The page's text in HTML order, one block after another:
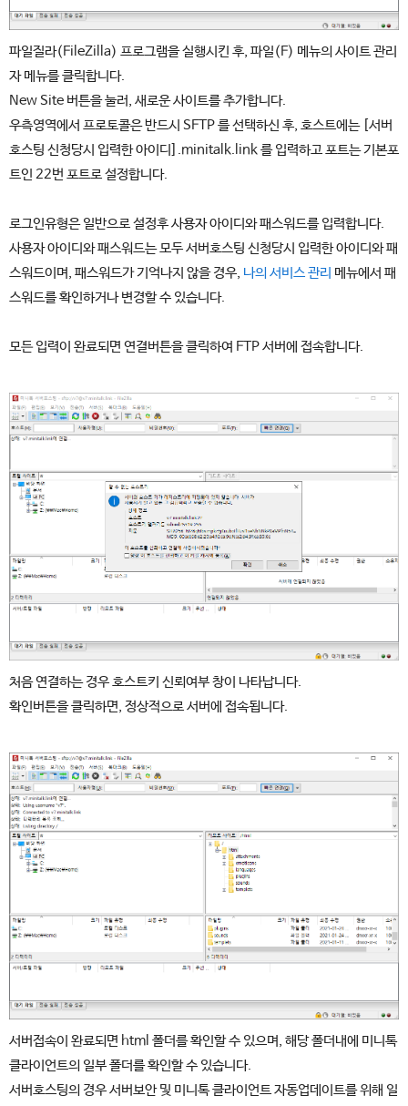
파일질라(FileZilla) 프로그램을 실행시킨 후, 파일(F) 메뉴의 사이트 관리
자 메뉴를 클릭합니다.
New Site 버튼을 눌러, 새로운 사이트를 추가합니다.
우측영역에서 프로토콜은 반드시 SFTP 를 선택하신 후, 호스트에는 [서버
호스팅 신청당시 입력한 아이디].minitalk.link 를 입력하고 포트는 기본포
트인 22번 포트로 설정합니다.
로그인유형은 일반으로 설정후 사용자 아이디와 패스워드를 입력합니다.
사용자 아이디와 패스워드는 모두 서버호스팅 신청당시 입력한 아이디와 패
스워드이며, 패스워드가 기억나지 않을 경우, 나의 서비스 관리 메뉴에서 패
스워드를 확인하거나 변경할 수 있습니다.
모든 입력이 완료되면 연결버튼을 클릭하여 FTP 서버에 접속합니다.
처음 연결하는 경우 호스트키 신뢰여부 창이 나타납니다.
확인버튼을 클릭하면, 정상적으로 서버에 접속됩니다.
서버접속이 완료되면 html 폴더를 확인할 수 있으며, 해당 폴더내에 미니톡
클라이언트의 일부 폴더를 확인할 수 있습니다.
서버호스팅의 경우 서버보안 및 미니톡 클라이언트 자동업데이트를 위해 일